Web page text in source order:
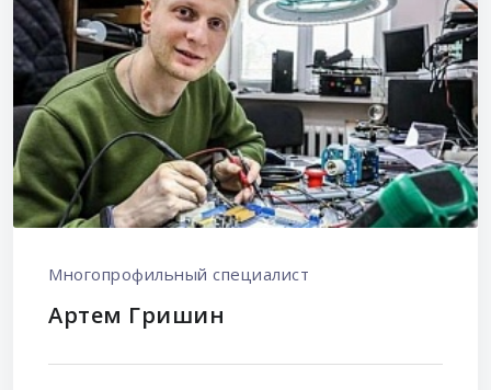
Многопрофильный специалист
Артем Гришин